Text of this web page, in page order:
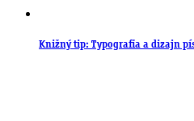
Knižný tip: Typografia a dizajn